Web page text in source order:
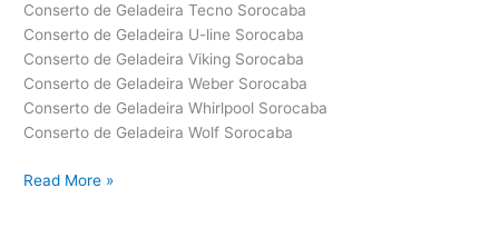
Conserto de Geladeira Tecno Sorocaba
Conserto de Geladeira U-line Sorocaba
Conserto de Geladeira Viking Sorocaba
Conserto de Geladeira Weber Sorocaba
Conserto de Geladeira Whirlpool Sorocaba
Conserto de Geladeira Wolf Sorocaba
Conserto
Read More »